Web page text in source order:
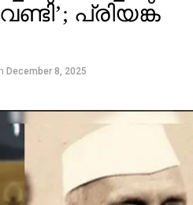
പ്രിയങ്ക
December 8, 2025